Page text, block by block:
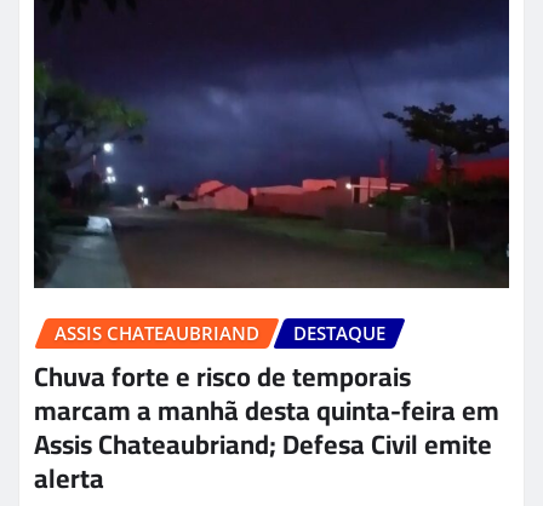
ASSIS CHATEAUBRIAND DESTAQUE
Chuva forte e risco de temporais
marcam a manhã desta quinta-feira em
Assis Chateaubriand; Defesa Civil emite
alerta